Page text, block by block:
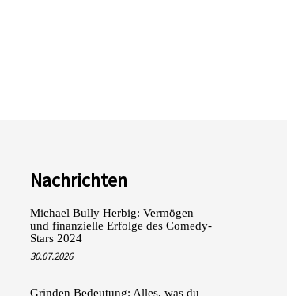
Nachrichten
Michael Bully Herbig: Vermögen
und finanzielle Erfolge des Comedy-
Stars 2024
30.07.2026
Grinden Bedeutung: Alles, was du